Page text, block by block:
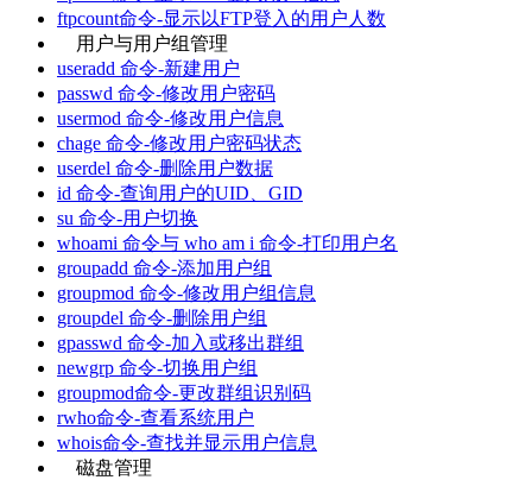
ftpcount命令-显示以FTP登入的用户人数
用户与用户组管理
useradd 命令-新建用户
passwd 命令-修改用户密码
usermod 命令-修改用户信息
chage 命令-修改用户密码状态
userdel 命令-删除用户数据
id 命令-查询用户的UID、GID
su 命令-用户切换
whoami 命令与 who am i 命令-打印用户名
groupadd 命令-添加用户组
groupmod 命令-修改用户组信息
groupdel 命令-删除用户组
gpasswd 命令-加入或移出群组
newgrp 命令-切换用户组
groupmod命令-更改群组识别码
rwho命令-查看系统用户
whois命令-查找并显示用户信息
磁盘管理